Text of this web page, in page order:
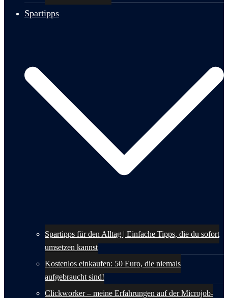
Spartipps
Spartipps für den Alltag | Einfache Tipps, die du sofort
umsetzen kannst
Kostenlos einkaufen: 50 Euro, die niemals
aufgebraucht sind!
Clickworker – meine Erfahrungen auf der Microjob-